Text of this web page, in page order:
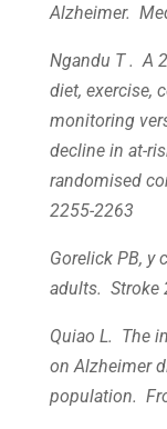
Alzheimer.
Ngandu T . A
diet, exercise,
monitoring
decline in at-
randomised
2255-2263
Gorelick PB, y
adults. Stroke
Quiao L. The
on Alzheimer
population.